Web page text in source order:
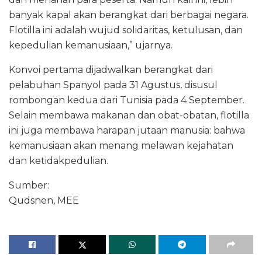
banyak kapal akan berangkat dari berbagai negara.
Flotilla ini adalah wujud solidaritas, ketulusan, dan
kepedulian kemanusiaan,” ujarnya.
Konvoi pertama dijadwalkan berangkat dari
pelabuhan Spanyol pada 31 Agustus, disusul
rombongan kedua dari Tunisia pada 4 September.
Selain membawa makanan dan obat-obatan, flotilla
ini juga membawa harapan jutaan manusia: bahwa
kemanusiaan akan menang melawan kejahatan
dan ketidakpedulian.
Sumber:
Qudsnen, MEE